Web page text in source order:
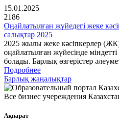
15.01.2025
2186
Оңайлатылған жүйедегі жеке
салықтар 2025
2025 жылы жеке кәсіпкерлер
оңайлатылған жүйесінде
болады. Барлық өзгерістер
Подробнее
Барлық жаңалықтар
Все бизнес учереждения
Ақпарат